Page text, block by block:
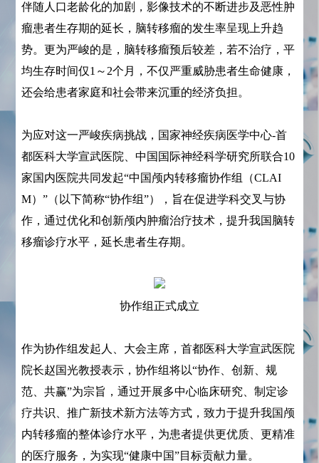
伴随人口老龄化的加剧，影像技术的不断进步及恶性肿
瘤患者生存期的延长，脑转移瘤的发生率呈现上升趋
势。更为严峻的是，脑转移瘤预后较差，若不治疗，平
均生存时间仅1～2个月，不仅严重威胁患者生命健康，
还会给患者家庭和社会带来沉重的经济负担。
为应对这一严峻疾病挑战，国家神经疾病医学中心-首
都医科大学宣武医院、中国国际神经科学研究所联合10
家国内医院共同发起“中国颅内转移瘤协作组（CLAI
M）”（以下简称“协作组”），旨在促进学科交叉与协
作，通过优化和创新颅内肿瘤治疗技术，提升我国脑转
移瘤诊疗水平，延长患者生存期。
协作组正式成立
作为协作组发起人、大会主席，首都医科大学宣武医院
院长赵国光教授表示，协作组将以“协作、创新、规
范、共赢”为宗旨，通过开展多中心临床研究、制定诊
疗共识、推广新技术新方法等方式，致力于提升我国颅
内转移瘤的整体诊疗水平，为患者提供更优质、更精准
的医疗服务，为实现“健康中国”目标贡献力量。